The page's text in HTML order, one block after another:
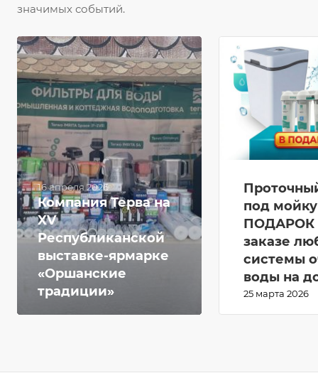
значимых событий.
Компания Терва на
XV
Республиканской
выставке-ярмарке
«Оршанские
традиции»
16 апреля 2026
под
ПОДАРОК
заказе
системы
воды на
25 марта 2026